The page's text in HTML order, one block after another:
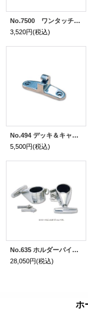
No.7500 ワンタッチリリースピン 28mm
3,520円(税込)
No.494 デッキ＆キャビン金具（1個）
5,500円(税込)
No.635 ホルダーパイプクランプ （1個）
28,050円(税込)
ホ